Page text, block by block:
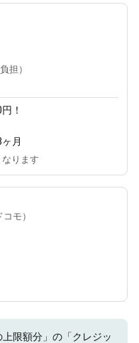
担）
！
月
ります
モ）
限額分」の「クレジッ